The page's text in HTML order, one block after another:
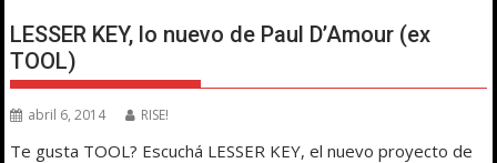
LESSER KEY, lo nuevo de Paul D’Amour (ex
TOOL)
abril 6, 2014 RISE!
Te gusta TOOL? Escuchá LESSER KEY, el nuevo proyecto de